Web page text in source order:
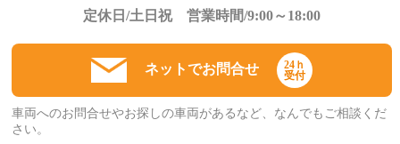
定休日/土日祝 営業時間/9:00～18:00
ネットでお問合せ
24ｈ
受付
車両へのお問合せやお探しの車両があるなど、なんでもご相談くだ
さい。